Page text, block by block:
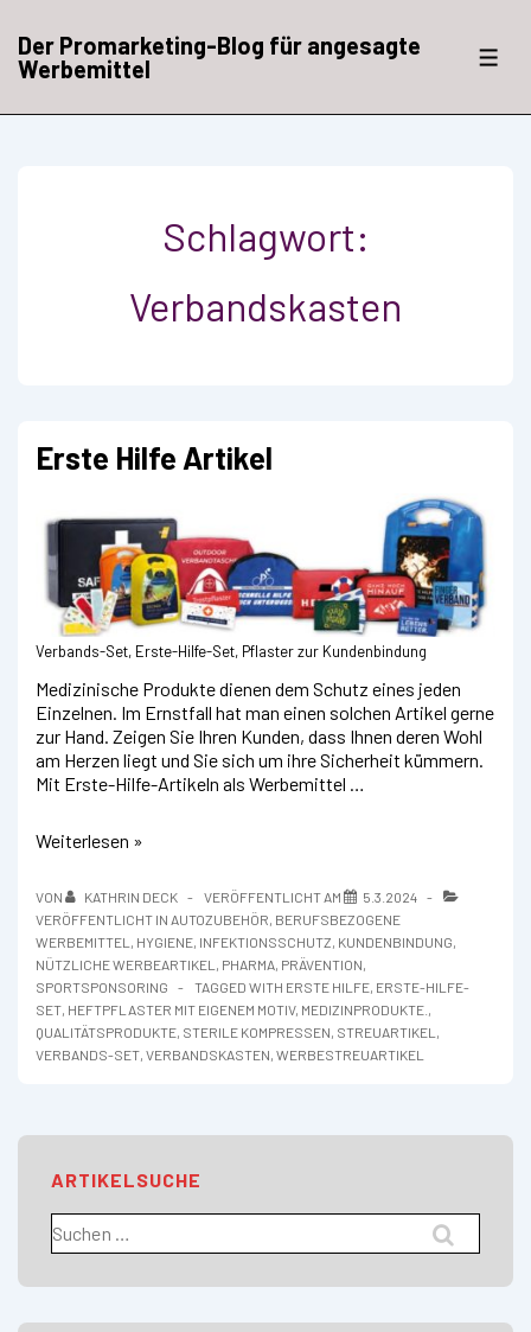
Zum
InhaltDer Promarketing-Blog für angesagte
Werbemittel
Schlagwort:
Verbandskasten
Erste Hilfe Artikel
Verbands-Set, Erste-Hilfe-Set, Pflaster zur Kundenbindung
Medizinische Produkte dienen dem Schutz eines jeden
Einzelnen. Im Ernstfall hat man einen solchen Artikel gerne
zur Hand. Zeigen Sie Ihren Kunden, dass Ihnen deren Wohl
am Herzen liegt und Sie sich um ihre Sicherheit kümmern.
Mit Erste-Hilfe-Artikeln als Werbemittel …
Erste
Artikel
Weiterlesen »
VON KATHRIN DECK VERÖFFENTLICHT AM
5.3.2024
VERÖFFENTLICHT IN AUTOZUBEHÖR BERUFSBEZOGENE
WERBEMITTEL
HYGIENE INFEKTIONSSCHUTZ KUNDENBINDUNG
NÜTZLICHE WERBEARTIKEL
PHARMA PRÄVENTION
SPORTSPONSORING
TAGGED WITH ERSTE HILFE ERSTE-HILFE-
SET HEFTPFLASTER MIT EIGENEM MOTIV, MEDIZINPRODUKTE.
QUALITÄTSPRODUKTE STERILE KOMPRESSEN STREUARTIKEL
VERBANDS-SET VERBANDSKASTEN WERBESTREUARTIKEL
ARTIKELSUCHE
nach: